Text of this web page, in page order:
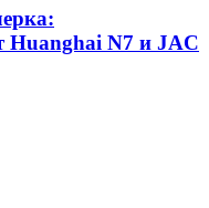
Huanghai N7 и JAC